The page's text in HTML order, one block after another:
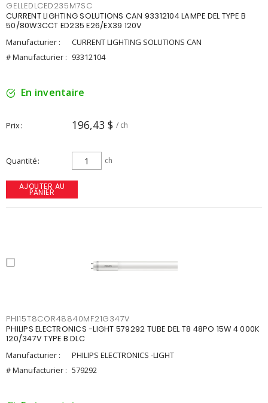
GELLEDLCED235M7SC
CURRENT LIGHTING SOLUTIONS CAN 93312104 LAMPE DEL TYPE B
50/80W3CCT ED235 E26/EX39 120V
Manufacturier :
CURRENT LIGHTING SOLUTIONS CAN
# Manufacturier : 93312104
En inventaire
Prix 196,43 $ / ch
Quantité ch
AJOUTER AU
PANIER
PHI15T8COR48840MF21G347V
PHILIPS ELECTRONICS -LIGHT 579292 TUBE DEL T8 48PO 15W 4 000K
120/347V TYPE B DLC
Manufacturier :
PHILIPS ELECTRONICS -LIGHT
# Manufacturier : 579292